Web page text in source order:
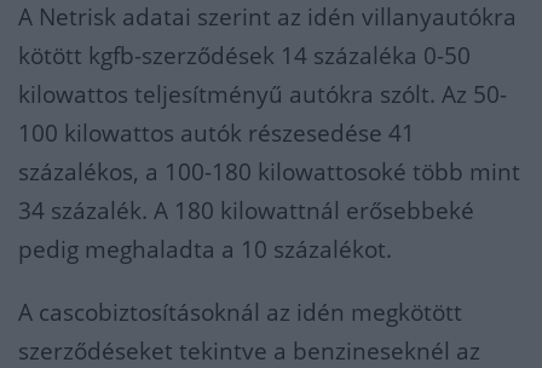
A Netrisk adatai szerint az idén villanyautókra
kötött kgfb-szerződések 14 százaléka 0-50
kilowattos teljesítményű autókra szólt. Az 50-
100 kilowattos autók részesedése 41
százalékos, a 100-180 kilowattosoké több mint
34 százalék. A 180 kilowattnál erősebbeké
pedig meghaladta a 10 százalékot.
A cascobiztosításoknál az idén megkötött
szerződéseket tekintve a benzineseknél az